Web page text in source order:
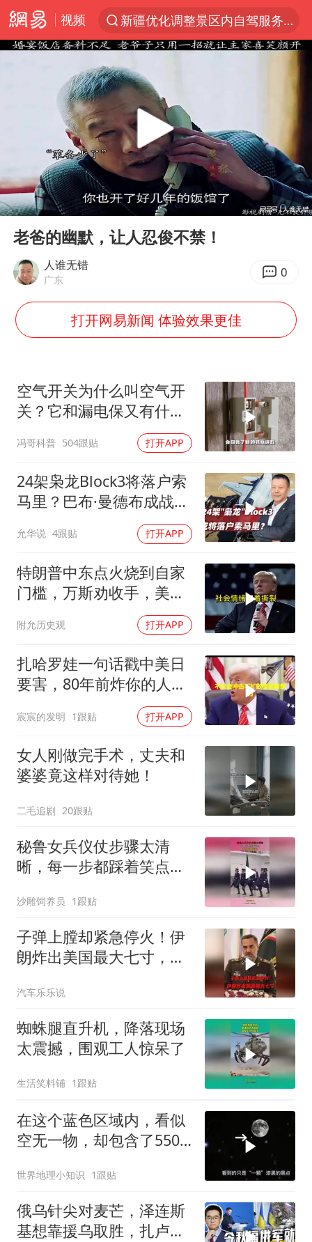
视频
新疆优化调整景区内自驾服务费
光影经济撬动暑期消费新蓝海
“新疆的交警怎么个个像我妈”
香港正式允许“拒绝抢救”
白海豚将正面袭击贯穿浙江
情侣平潭拍日出坠崖1死1伤
《欢迎来龙餐馆》口碑
酒店回应车内过夜被收150元
商场现钱学森巨幅海报 负责人回应
36岁男演员成景区NPC后人气爆棚
“不怕六爷挂得多 就怕六爷挂一颗”
全民健身事业高质量发展
梁家辉百花奖演讲落泪
乐享全民健身 共筑健康中国
Play
00:00 03:18
老爸的幽默，让人忍俊不禁！
人谁无错
广东 0
打开网易新闻 体验效果更佳
空气开关为什么叫空气开
关？它和漏电保又有什么
冯哥科普 504跟贴 打开APP
24架枭龙Block3将落户索
马里？巴布·曼德布成战略
允华说 4跟贴 打开APP
特朗普中东点火烧到自家
门槛，万斯劝收手，美国
附允历史观 打开APP
扎哈罗娃一句话戳中美日
要害，80年前炸你的人，
宸宸的发明 1跟贴 打开APP
女人刚做完手术，丈夫和
婆婆竟这样对待她！
二毛追剧 20跟贴
秘鲁女兵仪仗步骤太清
晰，每一步都踩着笑点，
沙雕饲养员 1跟贴
子弹上膛却紧急停火！伊
朗炸出美国最大七寸，特
汽车乐乐说
蜘蛛腿直升机，降落现场
太震撼，围观工人惊呆了
生活笑料铺 1跟贴
在这个蓝色区域内，看似
空无一物，却包含了5500
世界地理小知识 1跟贴
俄乌针尖对麦芒，泽连斯
基想靠援乌取胜，扎卢日